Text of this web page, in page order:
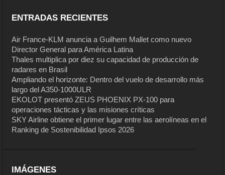
ENTRADAS RECIENTES
Air France-KLM anuncia a Guilhem Mallet como nuevo
Director General para América Latina
Thales multiplica por diez su capacidad de producción de
radares en Brasil
Ampliando el horizonte: Dentro del vuelo de desarrollo más
largo del A350-1000ULR
EKOLOT presentó ZEUS PHOENIX PX-100 para
operaciones tácticas y las misiones críticas
SKY Airline obtiene el primer lugar entre las aerolíneas en el
Ranking de Sostenibilidad Ipsos 2026
IMÁGENES